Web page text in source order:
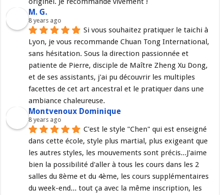
M. G.
8 years ago
Si vous souhaitez pratiquer le taichi à
Lyon, je vous recommande Chuan Tong International,
sans hésitation. Sous la direction passionnée et
patiente de Pierre, disciple de Maître Zheng Xu Dong,
et de ses assistants, j'ai pu découvrir les multiples
facettes de cet art ancestral et le pratiquer dans une
ambiance chaleureuse.
Montvenoux Dominique
8 years ago
C'est le style "Chen" qui est enseigné
dans cette école, style plus martial, plus exigeant que
les autres styles, les mouvements sont précis...J'aime
bien la possibilité d'aller à tous les cours dans les 2
salles du 8ème et du 4ème, les cours supplémentaires
du week-end... tout ça avec la même inscription, les